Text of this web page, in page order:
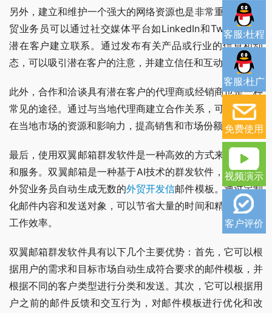
另外，建立和维护一个强大的网络资源也是非常重要的。外
贸业务员可以通过社交媒体平台如LinkedIn和Twitter等与
潜在客户建立联系。通过发布有关产品或行业的信息和动
态，可以吸引潜在客户的注意，并建立信任和互动。
此外，合作和洽谈具有潜在客户的代理商或经销商也是一种
常见的途径。通过与当地代理商建立合作关系，可以利用其
在当地市场的资源和影响力，提高销售和市场份额。
最后，使用双翼邮箱群发软件是一种高效的方式来推广产品
和服务。双翼邮箱是一种基于AI技术的群发软件，可以帮助
外贸业务员自动生成无数的外贸开发信邮件模板。通过定制
化邮件内容和发送对象，可以节省大量的时间和精力，提高
工作效率。
双翼邮箱群发软件具有以下几个主要优势：首先，它可以根
据用户的需求和目标市场自动生成符合要求的邮件模板，并
根据不同的客户类型进行分类和发送。其次，它可以根据用
户之前的邮件反馈和交互行为，对邮件模板进行优化和改
客服:杜程
客服:杜广
免费使用
视频演示
客户评价